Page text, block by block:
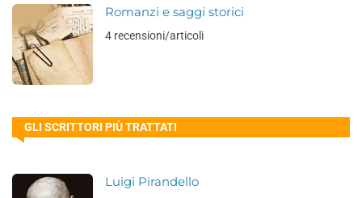
Romanzi e saggi storici
4 recensioni/articoli
GLI SCRITTORI PIÙ TRATTATI
Luigi Pirandello